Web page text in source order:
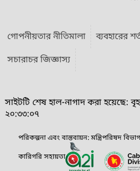
গোপনীয়তার নীতিমালা ব্যবহারের
সচারাচর জিজ্ঞাস্য
সাইটটি শেষ হাল-নাগাদ করা
২০:৩৩:০৭
পরিকল্পনা এবং বাস্তবায়ন: মন্ত্রিপরিষদ
কারিগরি সহায়তা